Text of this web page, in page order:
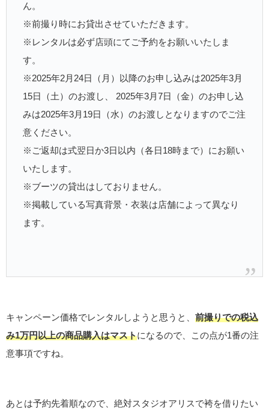
ん。
※前撮り時にお貸出させていただきます。
※レンタルは必ず店頭にてご予約をお願いいたしま
す。
※2025年2月24日（月）以降のお申し込みは2025年3月
15日（土）のお渡し、 2025年3月7日（金）のお申し込
みは2025年3月19日（水）のお渡しとなりますのでご注
意ください。
※ご返却は式翌日か3日以内（各日18時まで）にお願い
いたします。
※ブーツの貸出はしておりません。
※掲載している写真背景・衣装は店舗によって異なり
ます。
キャンペーン価格でレンタルしようと思うと、 前撮りでの税込
み1万円以上の商品購入はマストになるので、この点が1番の注
意事項ですね。
あとは予約先着順なので、絶対スタジオアリスで袴を借りたい